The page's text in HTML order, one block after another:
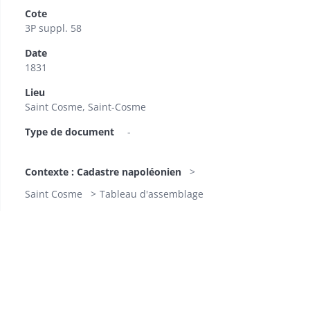
Cote
3P suppl. 58
Date
1831
Lieu
Saint Cosme, Saint-Cosme
Type de document
-
Contexte : Cadastre napoléonien
Saint Cosme
Tableau d'assemblage